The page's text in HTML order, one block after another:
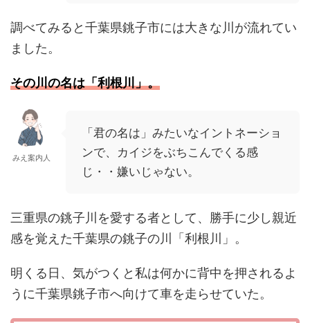
調べてみると千葉県銚子市には大きな川が流れてい
ました。
その川の名は「利根川」。
みえ案内人
「君の名は」みたいなイントネーショ
ンで、カイジをぶちこんでくる感
じ・・嫌いじゃない。
三重県の銚子川を愛する者として、勝手に少し親近
感を覚えた千葉県の銚子の川「利根川」。
明くる日、気がつくと私は何かに背中を押されるよ
うに千葉県銚子市へ向けて車を走らせていた。